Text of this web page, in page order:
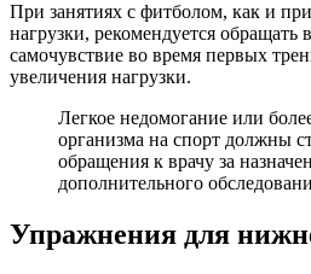
При занятиях с фитболом, как и
нагрузки, рекомендуется обращать
самочувствие во время первых
увеличения нагрузки.
Легкое недомогание или
организма на спорт должны
обращения к врачу за
дополнительного
Упражнения для